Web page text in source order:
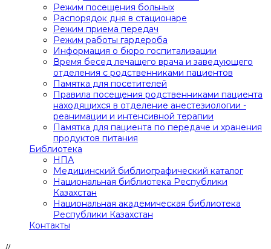
Режим посещения больных
Распорядок дня в стационаре
Режим приема передач
Режим работы гардероба
Информация о бюро госпитализации
Время бесед лечащего врача и заведующего
отделения с родственниками пациентов
Памятка для посетителей
Правила посещения родственниками пациента
находящихся в отделение анестезиологии -
реанимации и интенсивной терапии
Памятка для пациента по передаче и хранения
продуктов питания
Библиотека
НПА
Медицинский библиографический каталог
Национальная библиотека Республики
Казахстан
Национальная академическая библиотека
Республики Казахстан
Контакты